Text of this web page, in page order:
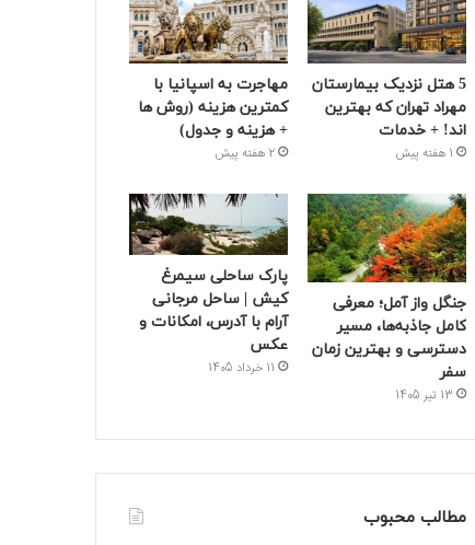
5 هتل نزدیک بیمارستان
مهراد تهران که بهترین‌
اند! + خدمات
1 هفته پیش
مهاجرت به اسپانیا با
کمترین هزینه (روش ها
+ هزینه و جدول)
2 هفته پیش
جنگل واز آمل؛ معرفی
کامل جاذبه‌ها، مسیر
دسترسی و بهترین زمان
سفر
13 تیر 1405
پارک ساحلی سیمرغ
کیش | ساحل مرجانی
آرام با آدرس، امکانات و
عکس
11 خرداد 1405
مطالب محبوب